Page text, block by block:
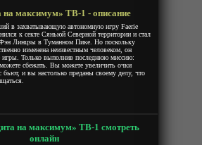
на максимум» ТВ-1 - описание
в захватывающую автономную игру Faerie
к секте Сяньюй Северной территории и стал
Линцзы в Туманном Пике. Но поскольку
изменена неизвестным человеком, он
игры. Только выполнив последнюю миссию:
сбежать. Вы можете увеличить очки
бьют, и вы настолько преданы своему делу, что
на максимум» ТВ-1 смотреть
онлайн